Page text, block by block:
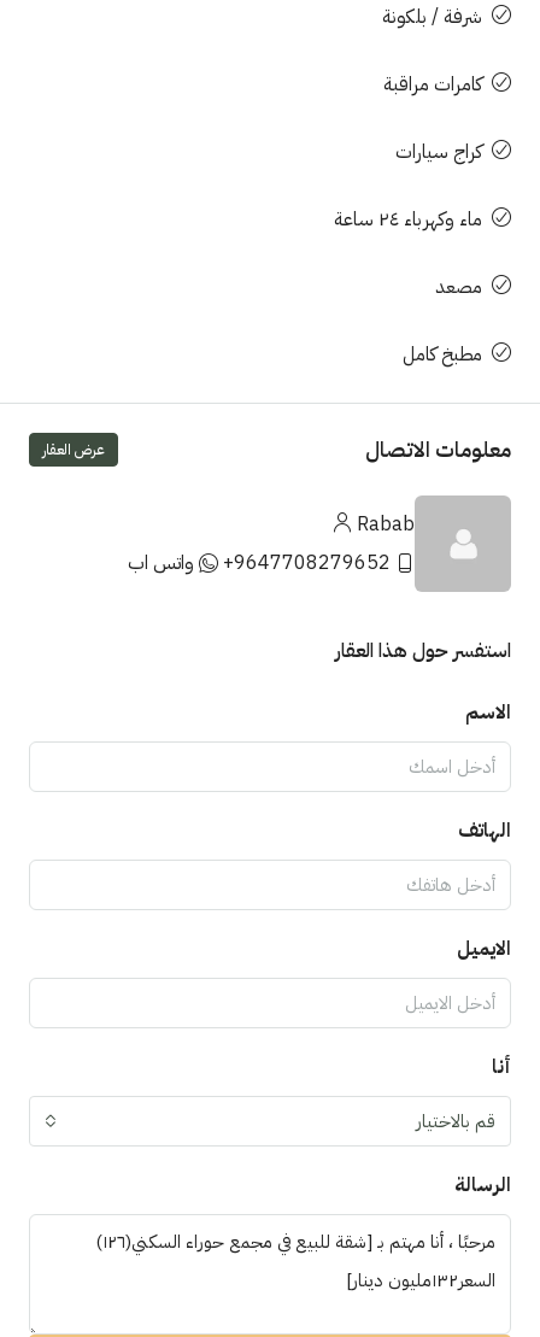
شرفة / بلكونة
كامرات مراقبة
كراج سيارات
ماء وكهرباء ٢٤ ساعة
مصعد
مطبخ كامل
معلومات الاتصال عرض العقار
Rabab
+9647708279652
واتس اب
استفسر حول هذا العقار
الاسم
الهاتف
الايميل
أنا
قم بالاختيار
الرسالة